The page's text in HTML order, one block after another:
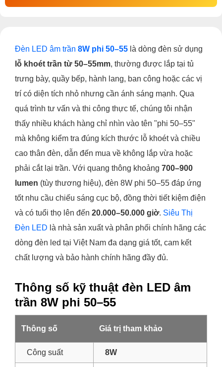
Đèn LED âm trần 8W phi 50–55 là dòng đèn sử dụng
lỗ khoét trần từ 50–55mm, thường được lắp tại tủ
trưng bày, quầy bếp, hành lang, ban công hoặc các vị
trí có diện tích nhỏ nhưng cần ánh sáng mạnh. Qua
quá trình tư vấn và thi công thực tế, chúng tôi nhận
thấy nhiều khách hàng chỉ nhìn vào tên "phi 50–55"
mà không kiểm tra đúng kích thước lỗ khoét và chiều
cao thân đèn, dẫn đến mua về không lắp vừa hoặc
phải cắt lại trần. Với quang thông khoảng 700–900
lumen (tùy thương hiệu), đèn 8W phi 50–55 đáp ứng
tốt nhu cầu chiếu sáng cục bộ, đồng thời tiết kiệm điện
và có tuổi thọ lên đến 20.000–50.000 giờ. Siêu Thị
Đèn LED là nhà sản xuất và phân phối chính hãng các
dòng đèn led tại Việt Nam đa dạng giá tốt, cam kết
chất lượng và bảo hành chính hãng đầy đủ.
Thông số kỹ thuật đèn LED âm
trần 8W phi 50–55
Thông số Giá trị tham khảo
Công suất 8W